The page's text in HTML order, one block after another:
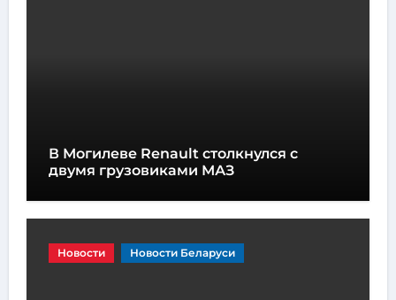
В Могилеве Renault столкнулся с
двумя грузовиками МАЗ
Новости Новости Беларуси